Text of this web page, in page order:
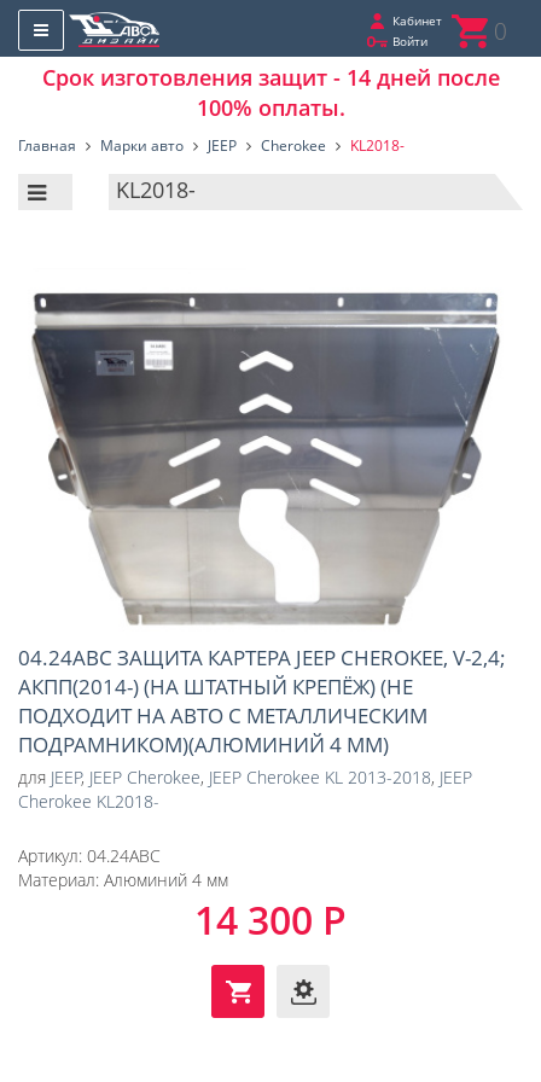
Кабинет
Войти
0
Срок изготовления защит - 14 дней после
100% оплаты.
Главная Марки авто JEEP Cherokee KL2018-
KL2018-
04.24ABC ЗАЩИТА КАРТЕРА JEEP CHEROKEE, V-2,4;
АКПП(2014-) (НА ШТАТНЫЙ КРЕПЁЖ) (НЕ
ПОДХОДИТ НА АВТО С МЕТАЛЛИЧЕСКИМ
ПОДРАМНИКОМ)(АЛЮМИНИЙ 4 ММ)
для JEEP, JEEP Cherokee, JEEP Cherokee KL 2013-2018, JEEP
Cherokee KL2018-
Артикул: 04.24ABC
Материал: Алюминий 4 мм
14 300 Р